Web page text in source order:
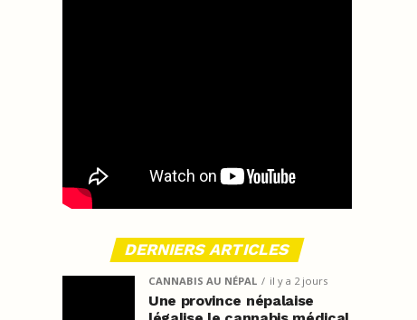
DERNIERS ARTICLES
CANNABIS AU NÉPAL il y a 2 jours
Une province népalaise